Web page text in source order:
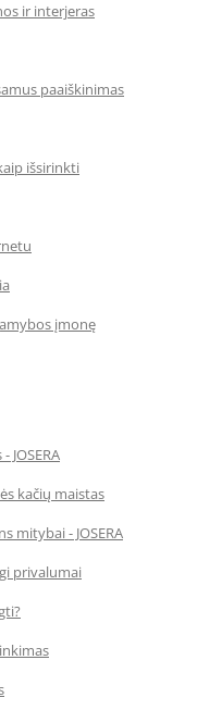
ir interjeras
paaiškinimas
išsirinkti
įmonę
kačių maistas
mitybai - JOSERA
privalumai